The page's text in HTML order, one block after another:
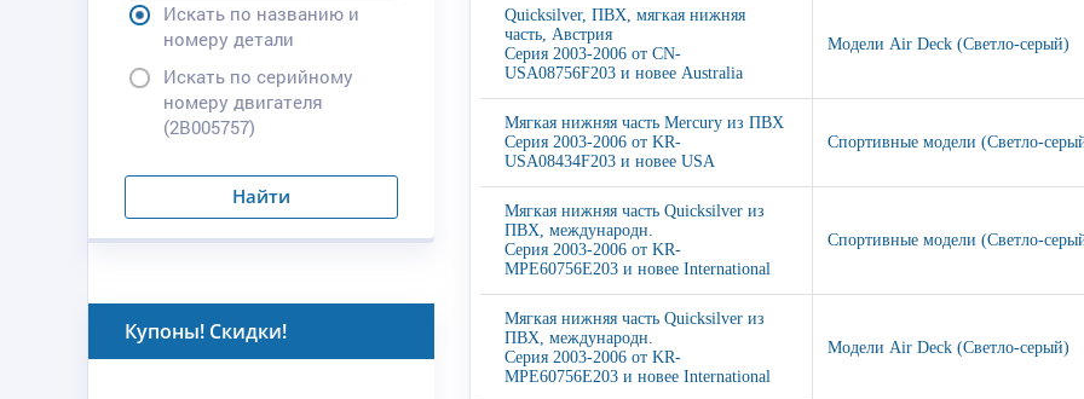
Искать по названию и
номеру детали
Искать по серийному
номеру двигателя
(2B005757)
Найти
Купоны! Скидки!
Quicksilver, ПВХ, мягкая нижняя
часть, Австрия
Серия 2003-2006 от CN-
USA08756F203 и новее Australia
Модели Air Deck (Светло-серый)
Мягкая нижняя часть Mercury из ПВХ
Серия 2003-2006 от KR-
USA08434F203 и новее USA
Спортивные модели (Светло-
Мягкая нижняя часть Quicksilver из
ПВХ, международн.
Серия 2003-2006 от KR-
MPE60756E203 и новее International
Спортивные модели (Светло-
Мягкая нижняя часть Quicksilver из
ПВХ, международн.
Серия 2003-2006 от KR-
MPE60756E203 и новее International
Модели Air Deck (Светло-серый)